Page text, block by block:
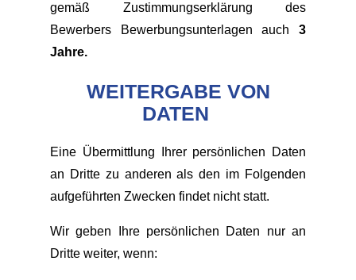
gemäß Zustimmungserklärung des
Bewerbers Bewerbungsunterlagen auch3
Jahre.
WEITERGABE VON
DATEN
Eine Übermittlung Ihrer persönlichen Daten
an Dritte zu anderen als den im Folgenden
aufgeführten Zwecken findet nicht statt.
Wir geben Ihre persönlichen Daten nur an
Dritte weiter, wenn: